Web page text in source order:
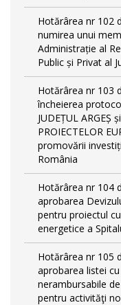
Hotărârea nr 102
numirea unui
Administrație al
Public și Privat al
Hotărârea nr 103
încheierea
JUDEȚUL ARGEȘ
PROIECTELOR
promovării
România
Hotărârea nr 104
aprobarea
pentru proiectul
energetice a
Hotărârea nr 105
aprobarea listei
nerambursabile
pentru activităţi